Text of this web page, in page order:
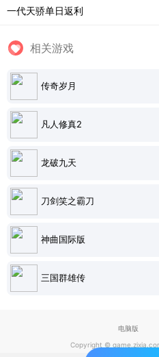
一代天骄单日返利
相关游戏
传奇岁月
凡人修真2
龙破九天
刀剑笑之霸刀
神曲国际版
三国群雄传
电脑版
Copyright ©